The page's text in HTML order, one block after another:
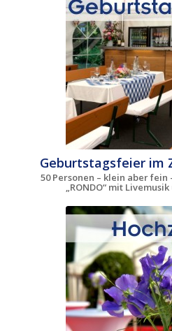
Geburtstagsfeier im
50 Personen – klein aber
„RONDO“ mit